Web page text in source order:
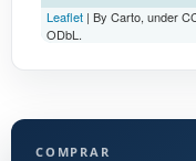
Leaflet | By Carto, under
ODbL.
COMPRAR